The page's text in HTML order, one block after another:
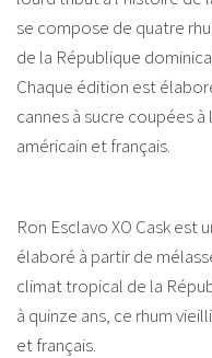
se compose de quatre
de la République
Chaque édition est
cannes à sucre coupées
américain et français.
Ron Esclavo XO Cask est
élaboré à partir de
climat tropical de la
à quinze ans, ce rhum
et français.